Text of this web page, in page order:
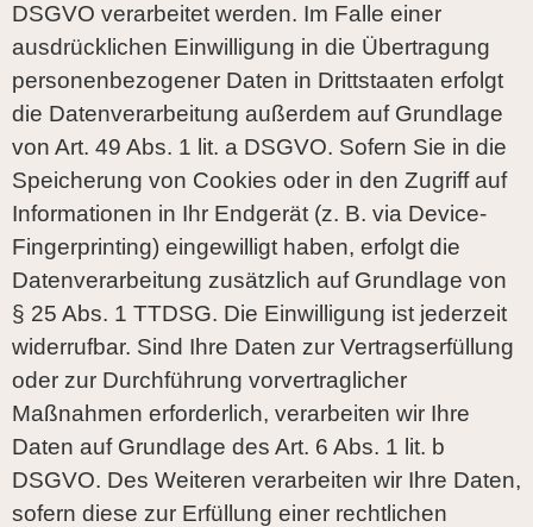
DSGVO verarbeitet werden. Im Falle einer
ausdrücklichen Einwilligung in die Übertragung
personenbezogener Daten in Drittstaaten erfolgt
die Datenverarbeitung außerdem auf Grundlage
von Art. 49 Abs. 1 lit. a DSGVO. Sofern Sie in die
Speicherung von Cookies oder in den Zugriff auf
Informationen in Ihr Endgerät (z. B. via Device-
Fingerprinting) eingewilligt haben, erfolgt die
Datenverarbeitung zusätzlich auf Grundlage von
§ 25 Abs. 1 TTDSG. Die Einwilligung ist jederzeit
widerrufbar. Sind Ihre Daten zur Vertragserfüllung
oder zur Durchführung vorvertraglicher
Maßnahmen erforderlich, verarbeiten wir Ihre
Daten auf Grundlage des Art. 6 Abs. 1 lit. b
DSGVO. Des Weiteren verarbeiten wir Ihre Daten,
sofern diese zur Erfüllung einer rechtlichen